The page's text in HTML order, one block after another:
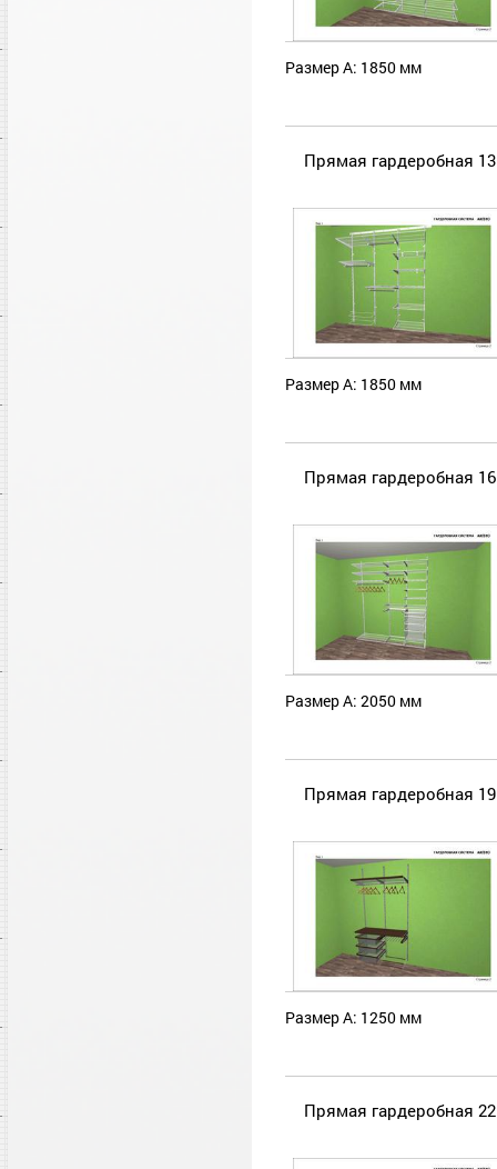
Размер А: 1850 мм
Прямая гардеробная 13
Размер А: 1850 мм
Прямая гардеробная 16
Размер А: 2050 мм
Прямая гардеробная 19
Размер А: 1250 мм
Прямая гардеробная 22